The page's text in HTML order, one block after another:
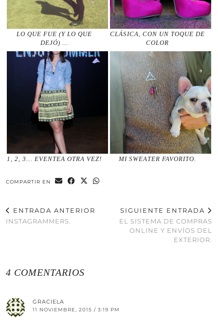
LO QUE FUE (Y LO QUE
DEJÓ) …
CLÁSICA, CON UN TOQUE DE
COLOR
1, 2, 3… EVENTEA OTRA VEZ! MI SWEATER FAVORITO.
COMPARTIR EN
ENTRADA ANTERIOR
INSTAGRAMMERS.
SIGUIENTE ENTRADA
EL SISTEMA DE COMPRAS
ONLINE Y ENVÍOS DEL
EXTERIOR.
4 COMENTARIOS
GRACIELA
11 NOVIEMBRE, 2015 / 3:19 PM